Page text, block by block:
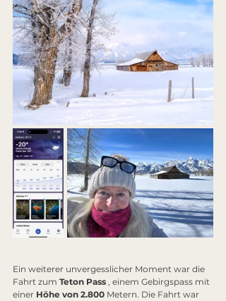
Ein weiterer unvergesslicher Moment war die
Fahrt zum Teton Pass , einem Gebirgspass mit
einer Höhe von 2.800 Metern. Die Fahrt war